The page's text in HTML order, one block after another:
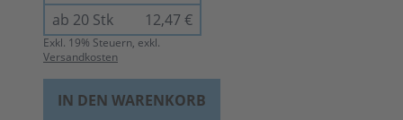
ab 20 Stk
12,47 €
Exkl. 19% Steuern, exkl.
Versandkosten
IN DEN WARENKORB